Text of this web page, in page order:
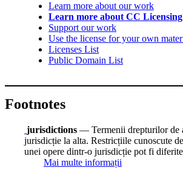
Learn more about our work
Learn more about CC Licensing
Support our work
Use the license for your own
Licenses List
Public Domain List
Footnotes
jurisdictions — Termenii drepturilor de
jurisdicție la alta. Restricțiile cunoscute
unei opere dintr-o jurisdicție pot fi
Mai multe informații